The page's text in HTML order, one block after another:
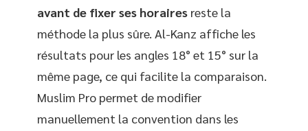
avant de fixer ses horaires reste la
méthode la plus sûre. Al-Kanz affiche les
résultats pour les angles 18° et 15° sur la
même page, ce qui facilite la comparaison.
Muslim Pro permet de modifier
manuellement la convention dans les